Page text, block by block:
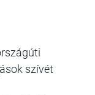
szívét